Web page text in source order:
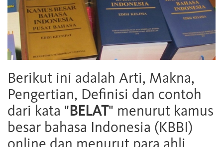
Berikut ini adalah Arti, Makna,
Pengertian, Definisi dan contoh
dari kata "BELAT" menurut kamus
besar bahasa Indonesia (KBBI)